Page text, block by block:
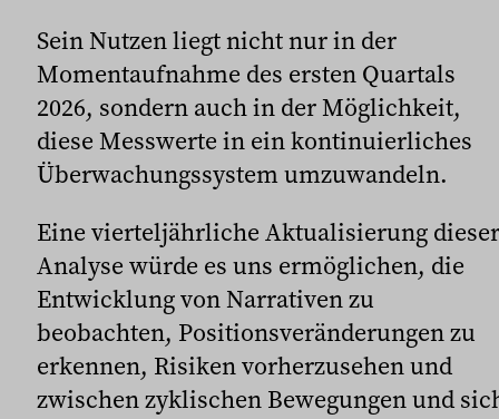
Sein Nutzen liegt nicht nur in der
Momentaufnahme des ersten Quartals
2026, sondern auch in der Möglichkeit,
diese Messwerte in ein kontinuierliches
Überwachungssystem umzuwandeln.
Eine vierteljährliche Aktualisierung dieser
Analyse würde es uns ermöglichen, die
Entwicklung von Narrativen zu
beobachten, Positionsveränderungen zu
erkennen, Risiken vorherzusehen und
zwischen zyklischen Bewegungen und